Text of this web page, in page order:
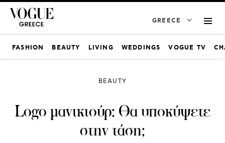
GREECE
FASHION BEAUTY LIVING WEDDINGS VOGUE TV
BEAUTY
Logo μανικιούρ: Θα υποκύψετε
στην τάση;